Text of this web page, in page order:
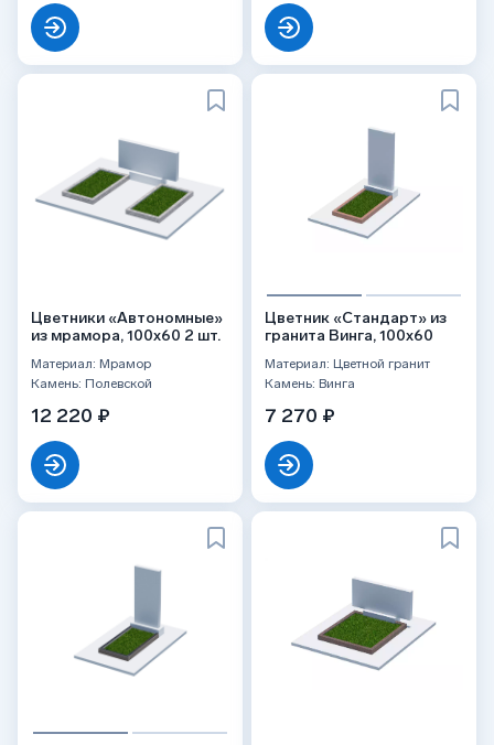
Цветники «Автономные»
из мрамора, 100x60 2 шт.
Материал: Мрамор
Камень: Полевской
12 220 ₽
Цветник «Стандарт» из
гранита Винга, 100x60
Материал: Цветной гранит
Камень: Винга
7 270 ₽